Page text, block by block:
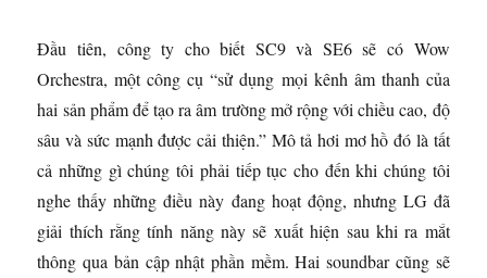
Đầu tiên, công ty cho biết SC9 và SE6 sẽ có Wow
Orchestra, một công cụ “sử dụng mọi kênh âm thanh của
hai sản phẩm để tạo ra âm trường mở rộng với chiều cao, độ
sâu và sức mạnh được cải thiện.” Mô tả hơi mơ hồ đó là tất
cả những gì chúng tôi phải tiếp tục cho đến khi chúng tôi
nghe thấy những điều này đang hoạt động, nhưng LG đã
giải thích rằng tính năng này sẽ xuất hiện sau khi ra mắt
thông qua bản cập nhật phần mềm. Hai soundbar cũng sẽ